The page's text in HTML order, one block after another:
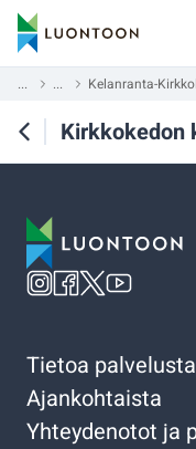
... ...
Kirkkokedon
Tietoa palvelusta
Ajankohtaista
Yhteydenotot ja